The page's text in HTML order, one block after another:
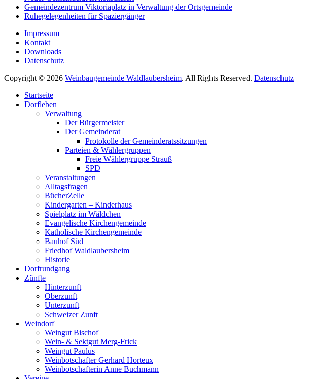
Gemeindezentrum Viktoriaplatz in Verwaltung der Ortsgemeinde
Ruhegelegenheiten für Spaziergänger
Impressum
Kontakt
Downloads
Datenschutz
Copyright © 2026 Weinbaugemeinde Waldlaubersheim. All Rights Reserved. Datenschutz
oben
scrollen
Startseite
Dorfleben
Verwaltung
Der Bürgermeister
Der Gemeinderat
Protokolle der Gemeinderatssitzungen
Parteien & Wählergruppen
Freie Wählergruppe Strauß
SPD
Veranstaltungen
Alltagsfragen
BücherZelle
Kindergarten – Kinderhaus
Spielplatz im Wäldchen
Evangelische Kirchengemeinde
Katholische Kirchengemeinde
Bauhof Süd
Friedhof Waldlaubersheim
Historie
Dorfrundgang
Zünfte
Hinterzunft
Oberzunft
Unterzunft
Schweizer Zunft
Weindorf
Weingut Bischof
Wein- & Sektgut Merg-Frick
Weingut Paulus
Weinbotschafter Gerhard Horteux
Weinbotschafterin Anne Buchmann